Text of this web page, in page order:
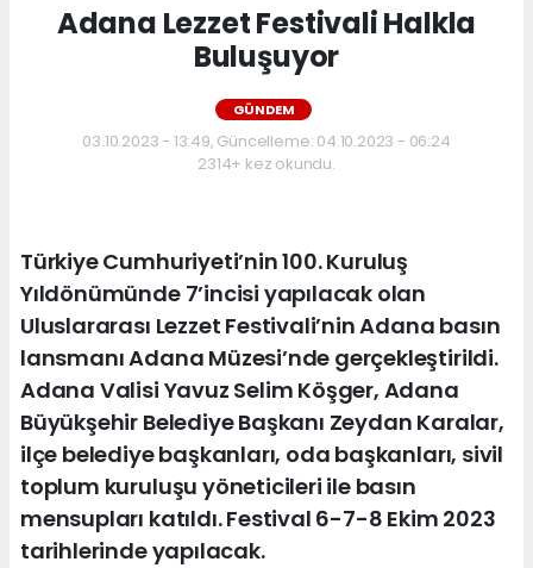
Adana Lezzet Festivali Halkla
Buluşuyor
GÜNDEM
03.10.2023 - 13:49, Güncelleme: 04.10.2023 - 06:24
2314+ kez okundu.
Türkiye Cumhuriyeti’nin 100. Kuruluş
Yıldönümünde 7’incisi yapılacak olan
Uluslararası Lezzet Festivali’nin Adana basın
lansmanı Adana Müzesi’nde gerçekleştirildi.
Adana Valisi Yavuz Selim Köşger, Adana
Büyükşehir Belediye Başkanı Zeydan Karalar,
ilçe belediye başkanları, oda başkanları, sivil
toplum kuruluşu yöneticileri ile basın
mensupları katıldı. Festival 6-7-8 Ekim 2023
tarihlerinde yapılacak.